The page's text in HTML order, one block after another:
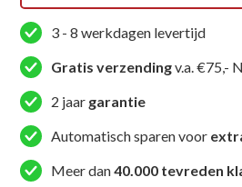
3 - 8 werkdagen levertijd
Gratis verzendingv.a. €75,-
2 jaar garantie
Automatisch sparen voor
Meer dan40.000 tevreden